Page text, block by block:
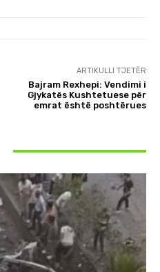
ARTIKULLI TJETËR
Bajram Rexhepi: Vendimi i
Gjykatës Kushtetuese për
emrat është poshtërues